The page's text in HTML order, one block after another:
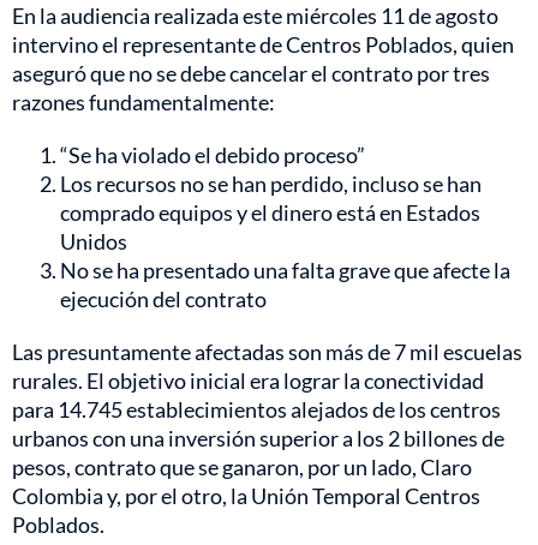
En la audiencia realizada este miércoles 11 de agosto
intervino el representante de Centros Poblados, quien
aseguró que no se debe cancelar el contrato por tres
razones fundamentalmente:
“Se ha violado el debido proceso”
Los recursos no se han perdido, incluso se han
comprado equipos y el dinero está en Estados
Unidos
No se ha presentado una falta grave que afecte la
ejecución del contrato
Las presuntamente afectadas son más de 7 mil escuelas
rurales. El objetivo inicial era lograr la conectividad
para 14.745 establecimientos alejados de los centros
urbanos con una inversión superior a los 2 billones de
pesos, contrato que se ganaron, por un lado, Claro
Colombia y, por el otro, la Unión Temporal Centros
Poblados.